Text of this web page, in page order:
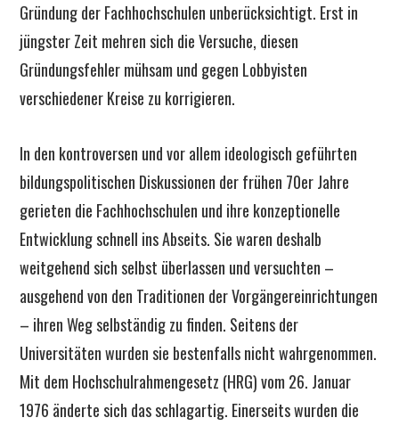
Gründung der Fachhochschulen unberücksichtigt. Erst in
jüngster Zeit mehren sich die Versuche, diesen
Gründungsfehler mühsam und gegen Lobbyisten
verschiedener Kreise zu korrigieren.
In den kontroversen und vor allem ideologisch geführten
bildungspolitischen Diskussionen der frühen 70er Jahre
gerieten die Fachhochschulen und ihre konzeptionelle
Entwicklung schnell ins Abseits. Sie waren deshalb
weitgehend sich selbst überlassen und versuchten –
ausgehend von den Traditionen der Vorgängereinrichtungen
– ihren Weg selbständig zu finden. Seitens der
Universitäten wurden sie bestenfalls nicht wahrgenommen.
Mit dem Hochschulrahmengesetz (HRG) vom 26. Januar
1976 änderte sich das schlagartig. Einerseits wurden die